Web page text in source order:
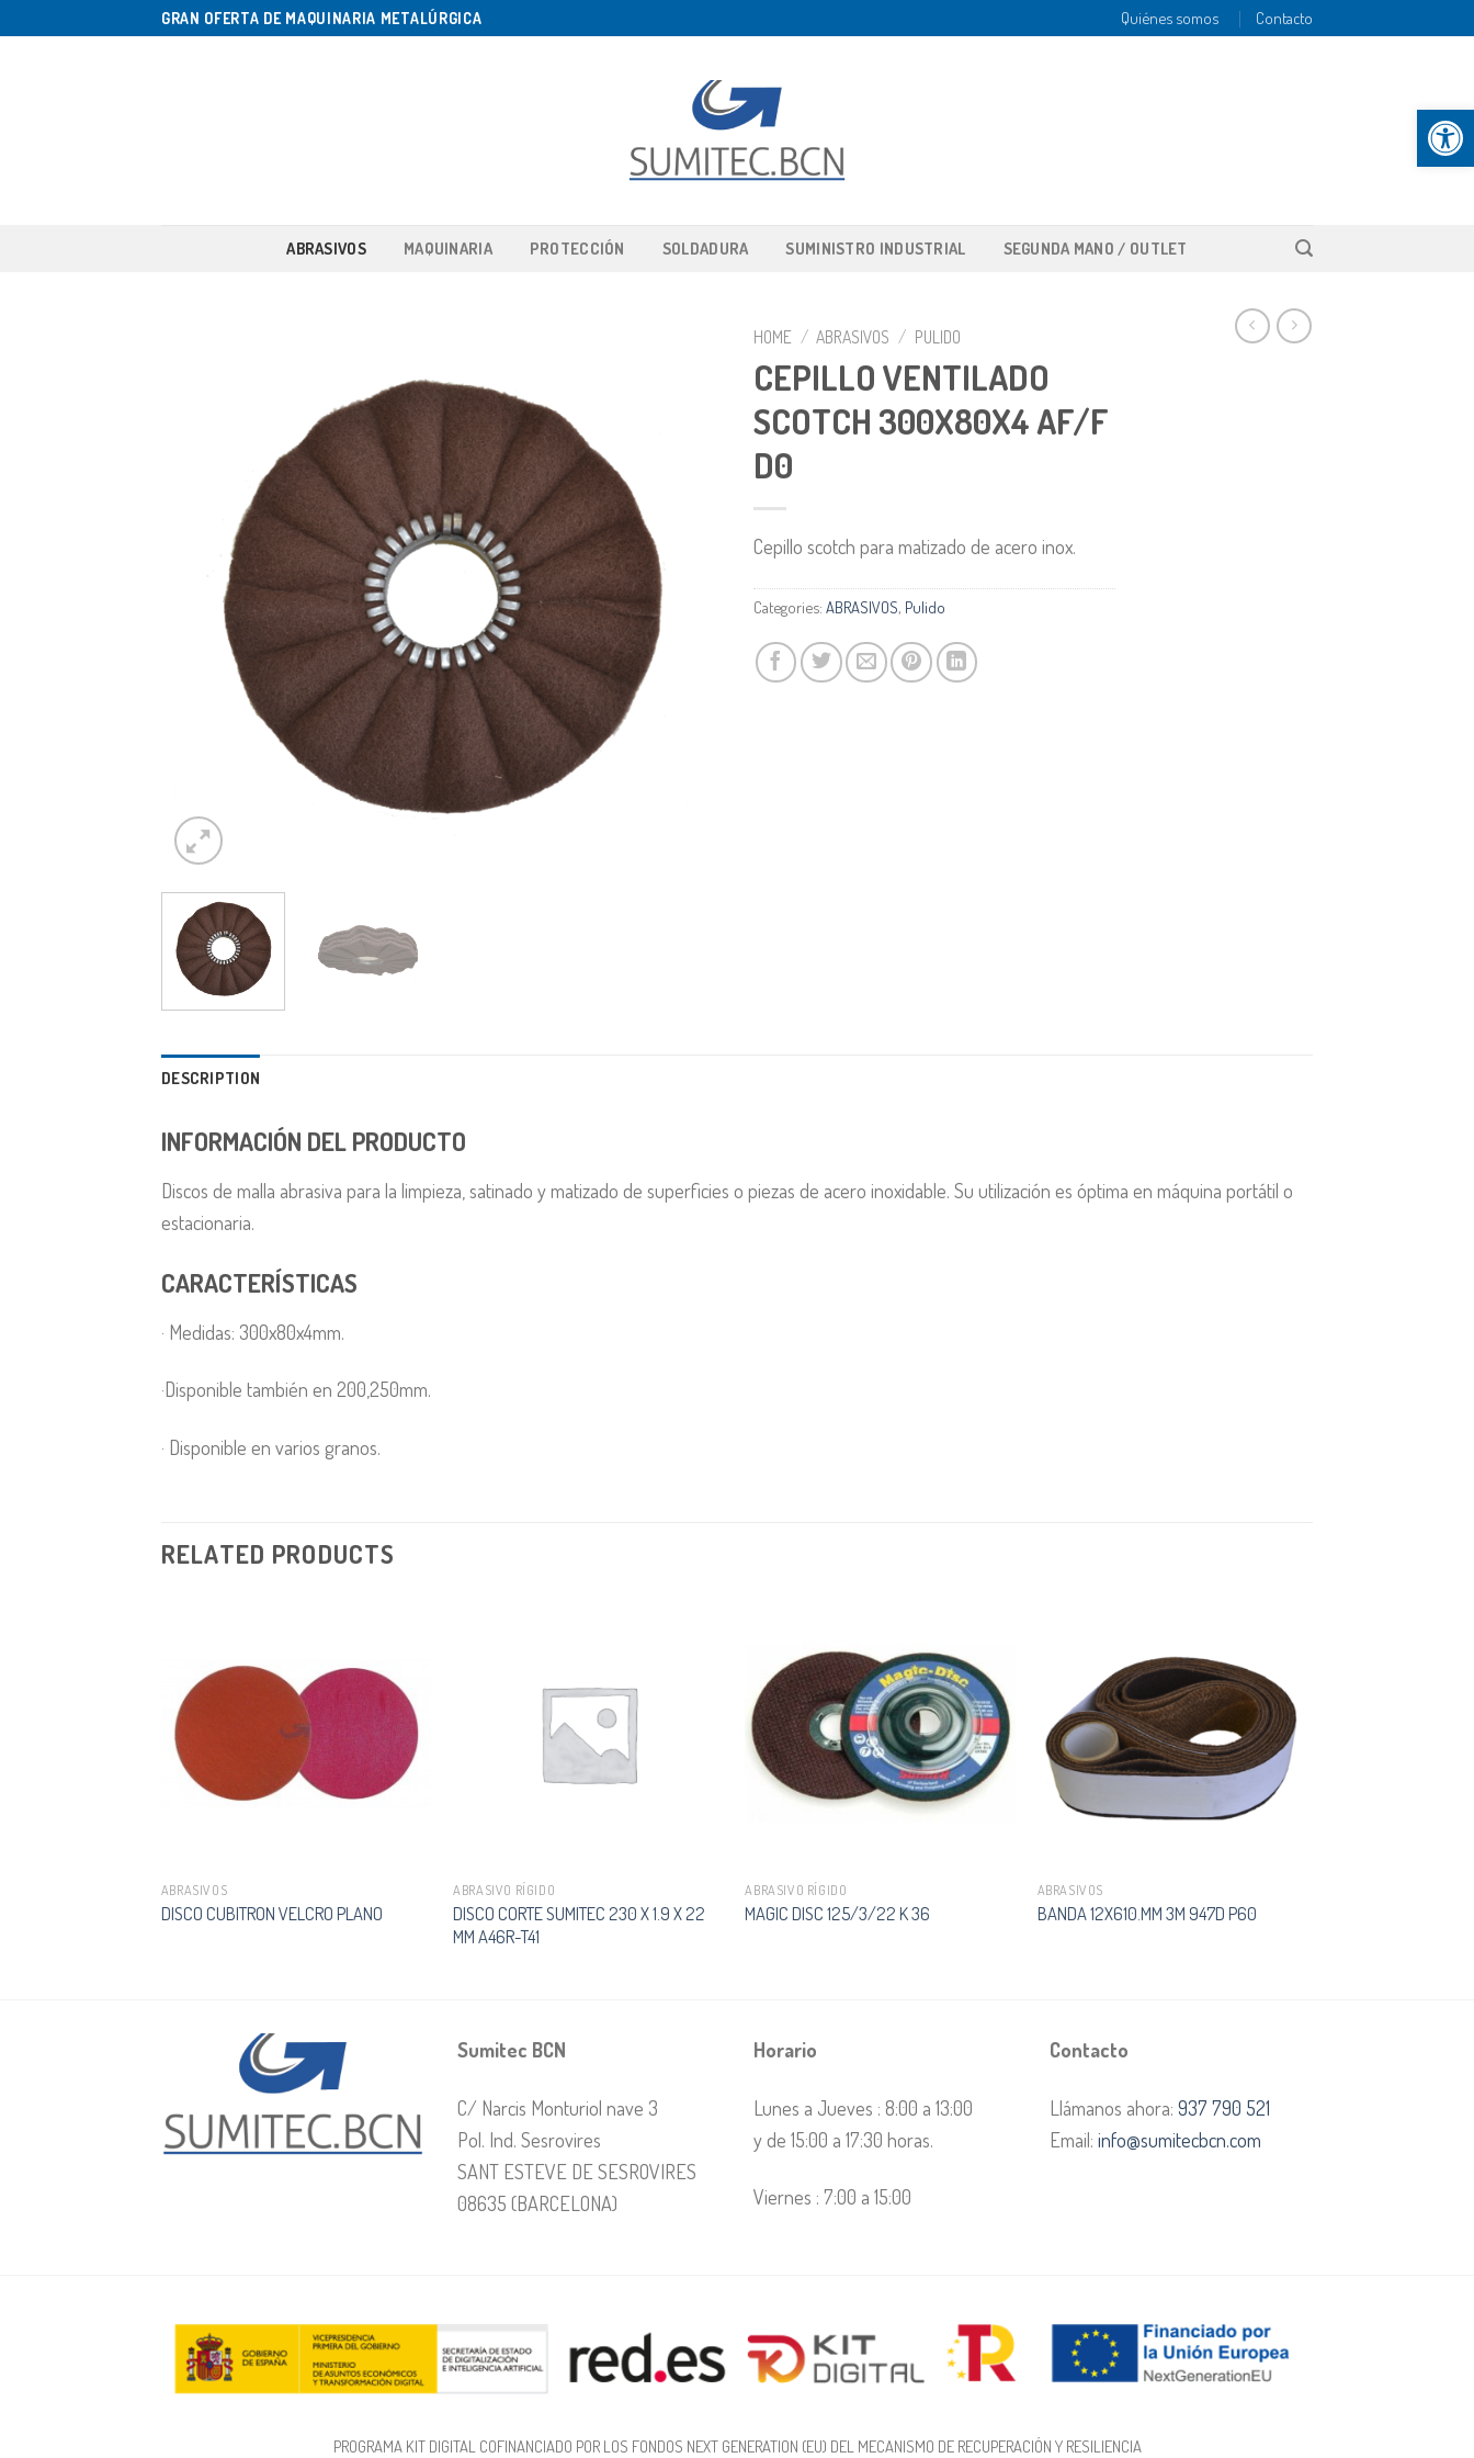
Abrir
GRAN OFERTA DE MAQUINARIA METALÚRGICA Quiénes somos Contacto
ABRASIVOS MAQUINARIA PROTECCIÓN SOLDADURA SUMINISTRO INDUSTRIAL SEGUNDA MANO / OUTLET
HOME / ABRASIVOS / PULIDO
CEPILLO VENTILADO
SCOTCH 300X80X4 AF/F
D0
Cepillo scotch para matizado de acero inox.
Categories: ABRASIVOS, Pulido
DESCRIPTION
INFORMACIÓN DEL PRODUCTO
Discos de malla abrasiva para la limpieza, satinado y matizado de superficies o piezas de acero inoxidable. Su utilización es óptima en máquina portátil o
estacionaria.
CARACTERÍSTICAS
· Medidas: 300x80x4mm.
·Disponible también en 200,250mm.
· Disponible en varios granos.
RELATED PRODUCTS
ABRASIVOS
DISCO CUBITRON VELCRO PLANO
ABRASIVO RÍGIDO
DISCO CORTE SUMITEC 230 X 1.9 X 22
MM A46R-T41
ABRASIVO RÍGIDO
MAGIC DISC 125/3/22 K 36
ABRASIVOS
BANDA 12X610.MM 3M 947D P60
Sumitec BCN
C/ Narcis Monturiol nave 3
Pol. Ind. Sesrovires
SANT ESTEVE DE SESROVIRES
08635 (BARCELONA)
Horario
Lunes a Jueves : 8:00 a 13:00
y de 15:00 a 17:30 horas.
Viernes : 7:00 a 15:00
Contacto
Llámanos ahora: 937 790 521
Email: info@sumitecbcn.com
PROGRAMA KIT DIGITAL COFINANCIADO POR LOS FONDOS NEXT GENERATION (EU) DEL MECANISMO DE RECUPERACIÓN Y RESILIENCIA